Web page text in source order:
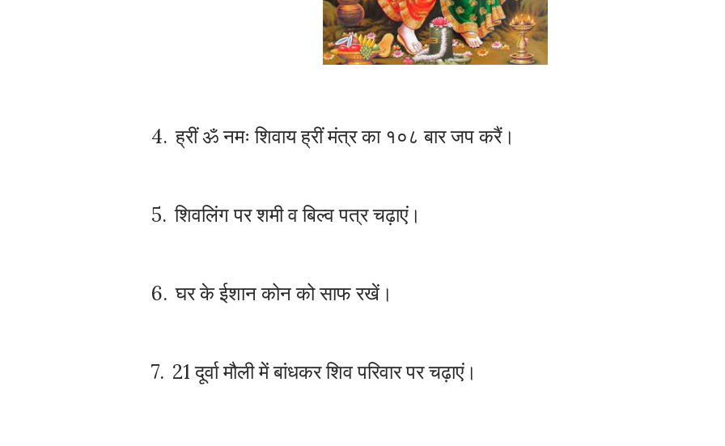
4. ह्रींॐनमः शिवायह्रींमंत्रका १०८ बारजपकरैं।
5. शिवलिंगपरशमीवबिल्वपत्रचढ़ाएं।
6. घरकेईशानकोनकोसाफरखें।
7. 21दूर्वामौलीमेंबांधकरशिवपरिवारपरचढ़ाएं।